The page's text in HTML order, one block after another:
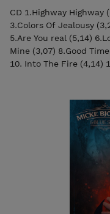
CD 1.Highway Highway (3,44) 2.Feel It In My
3.Colors Of Jealousy (3,27) 4.Missing That Woman
5.Are You real (5,14) 6.Long Ago (3,59) 7.Thought You Were
Mine (3,07) 8.Good Times Somehow (3,08) 9.Get Out (3,14)
10. Into The Fire (4,14) 11. It Takes Two (6,31) All songs
Bjorklof Musicians:
Guitars & Backing Vocals Teemu Vuorela: Drums
Nuolikoski: Bass/ Backing vocals
Percussion / MalletKat Guest Musicians: Lena Lindroos:
Background Vocals Veera
Taittonen: Hammond